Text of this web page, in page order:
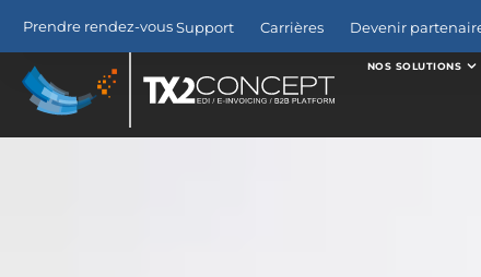
Prendre rendez-vousSupport Carrières Devenir
NOS SOLUTIONS